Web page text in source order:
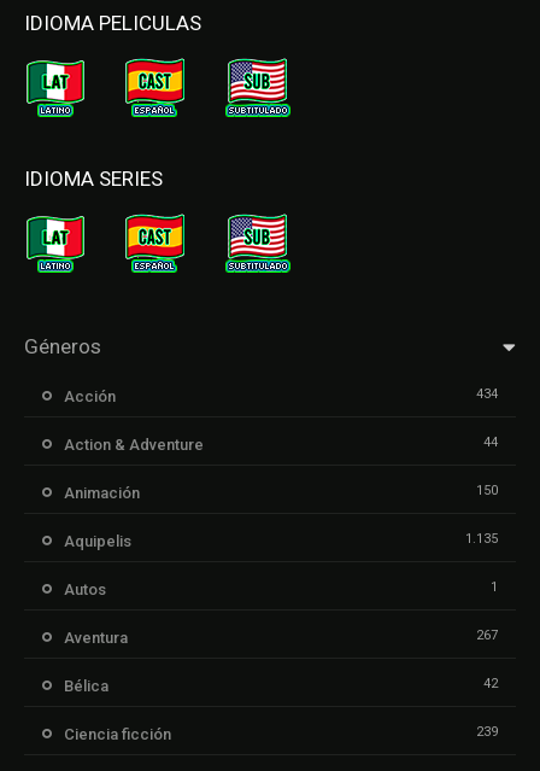
IDIOMA PELICULAS
IDIOMA SERIES
Géneros
Acción 434
Action & Adventure 44
Animación 150
Aquipelis 1.135
Autos 1
Aventura 267
Bélica 42
Ciencia ficción 239